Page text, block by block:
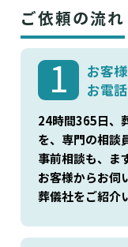
アルファクラ
などがありま
す。
ご依頼の流れ
1
お客
お電
24時間365日、
を、専門の相談
事前相談も、ま
お客様からお伺
葬儀社をご紹介